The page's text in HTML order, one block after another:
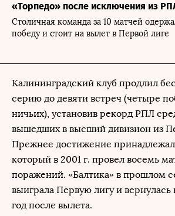
«Торпедо» после исключения из
Столичная команда за 10 матчей
победу и стоит на вылет в Первой лиге
Калининградский клуб продлил
серию до девяти встреч (четыре
ничьих), установив рекорд РПЛ
вышедших в высший дивизион из
Прежнее достижение
который в 2001 г. провел восемь
поражений. «Балтика» в прошлом
выиграла Первую лигу и вернулась
год после вылета.